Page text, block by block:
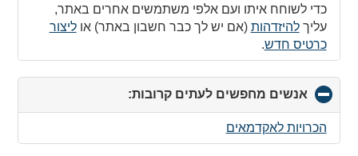
כדי לשוחח איתו ועם אלפי משתמשים אחרים באתר,
עליךלהיזדהות (אם יש לך כבר חשבון באתר) אוליצור
כרטיס חדש.
אנשים מחפשים לעתים קרובות:
to
contents
הכרויות לאקדמאים